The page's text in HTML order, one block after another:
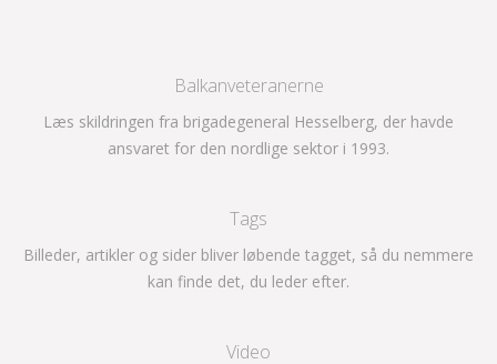
Balkanveteranerne
Læs skildringen fra brigadegeneral Hesselberg, der havde
ansvaret for den nordlige sektor i 1993.
Tags
Billeder, artikler og sider bliver løbende tagget, så du nemmere
kan finde det, du leder efter.
Video